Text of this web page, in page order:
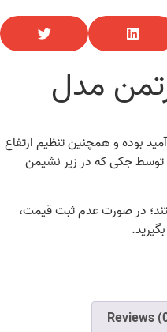
مدل
بوده و همچنین تنظیم ارتفاع
12 سانتی متر، توسط جکی که در زیر نشیمن
در صورت عدم ثبت قیمت،
Reviews